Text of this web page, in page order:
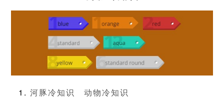
河豚冷知识
动物冷知识